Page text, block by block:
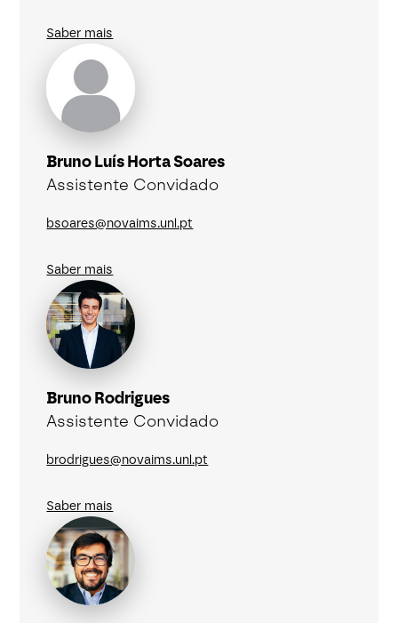
Saber mais
Bruno Luís Horta Soares
Assistente Convidado
bsoares@novaims.unl.pt
Saber mais
Bruno Rodrigues
Assistente Convidado
brodrigues@novaims.unl.pt
Saber mais